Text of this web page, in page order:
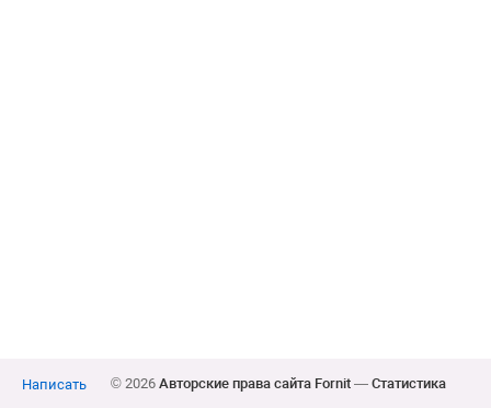
Написать © 2026 Авторские права сайта Fornit— Статистика